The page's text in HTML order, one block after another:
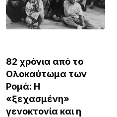
82 χρόνια από το
Ολοκαύτωμα των
Ρομά: Η
«ξεχασμένη»
γενοκτονία και η